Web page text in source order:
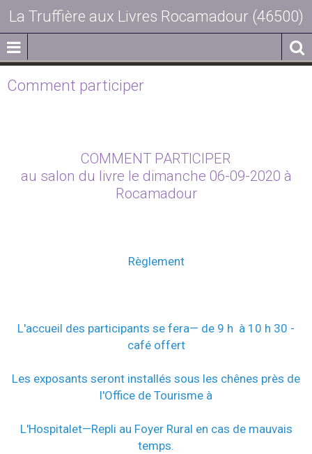
La Truffière aux Livres Rocamadour (46500)
Comment participer
COMMENT PARTICIPER
au salon du livre le dimanche 06-09-2020 à
Rocamadour
Règlement
L'accueil des participants se fera— de 9 h à 10 h 30 -
café offert
Les exposants seront installés sous les chênes près de
l'Office de Tourisme à
L'Hospitalet—Repli au Foyer Rural en cas de mauvais
temps.